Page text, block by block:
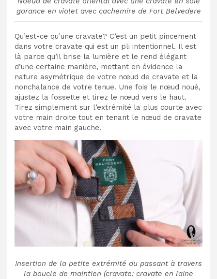
garance en violet avec cachemire de Fort Belvedere
Qu’est-ce qu’une cravate? C’est un petit pincement
dans votre cravate qui est un pli intentionnel. Il est
là parce qu’il brise la lumière et le rend élégant
d’une certaine manière, mettant en évidence la
nature asymétrique de votre nœud de cravate et la
nonchalance de votre tenue. Une fois le nœud noué,
ajustez la fossette et tirez le nœud vers le haut.
Tirez simplement sur l’extrémité la plus courte avec
votre main droite tout en tenant le nœud de cravate
avec votre main gauche.
Insertion de la petite extrémité du passant à travers
la boucle de maintien (cravate: cravate en laine